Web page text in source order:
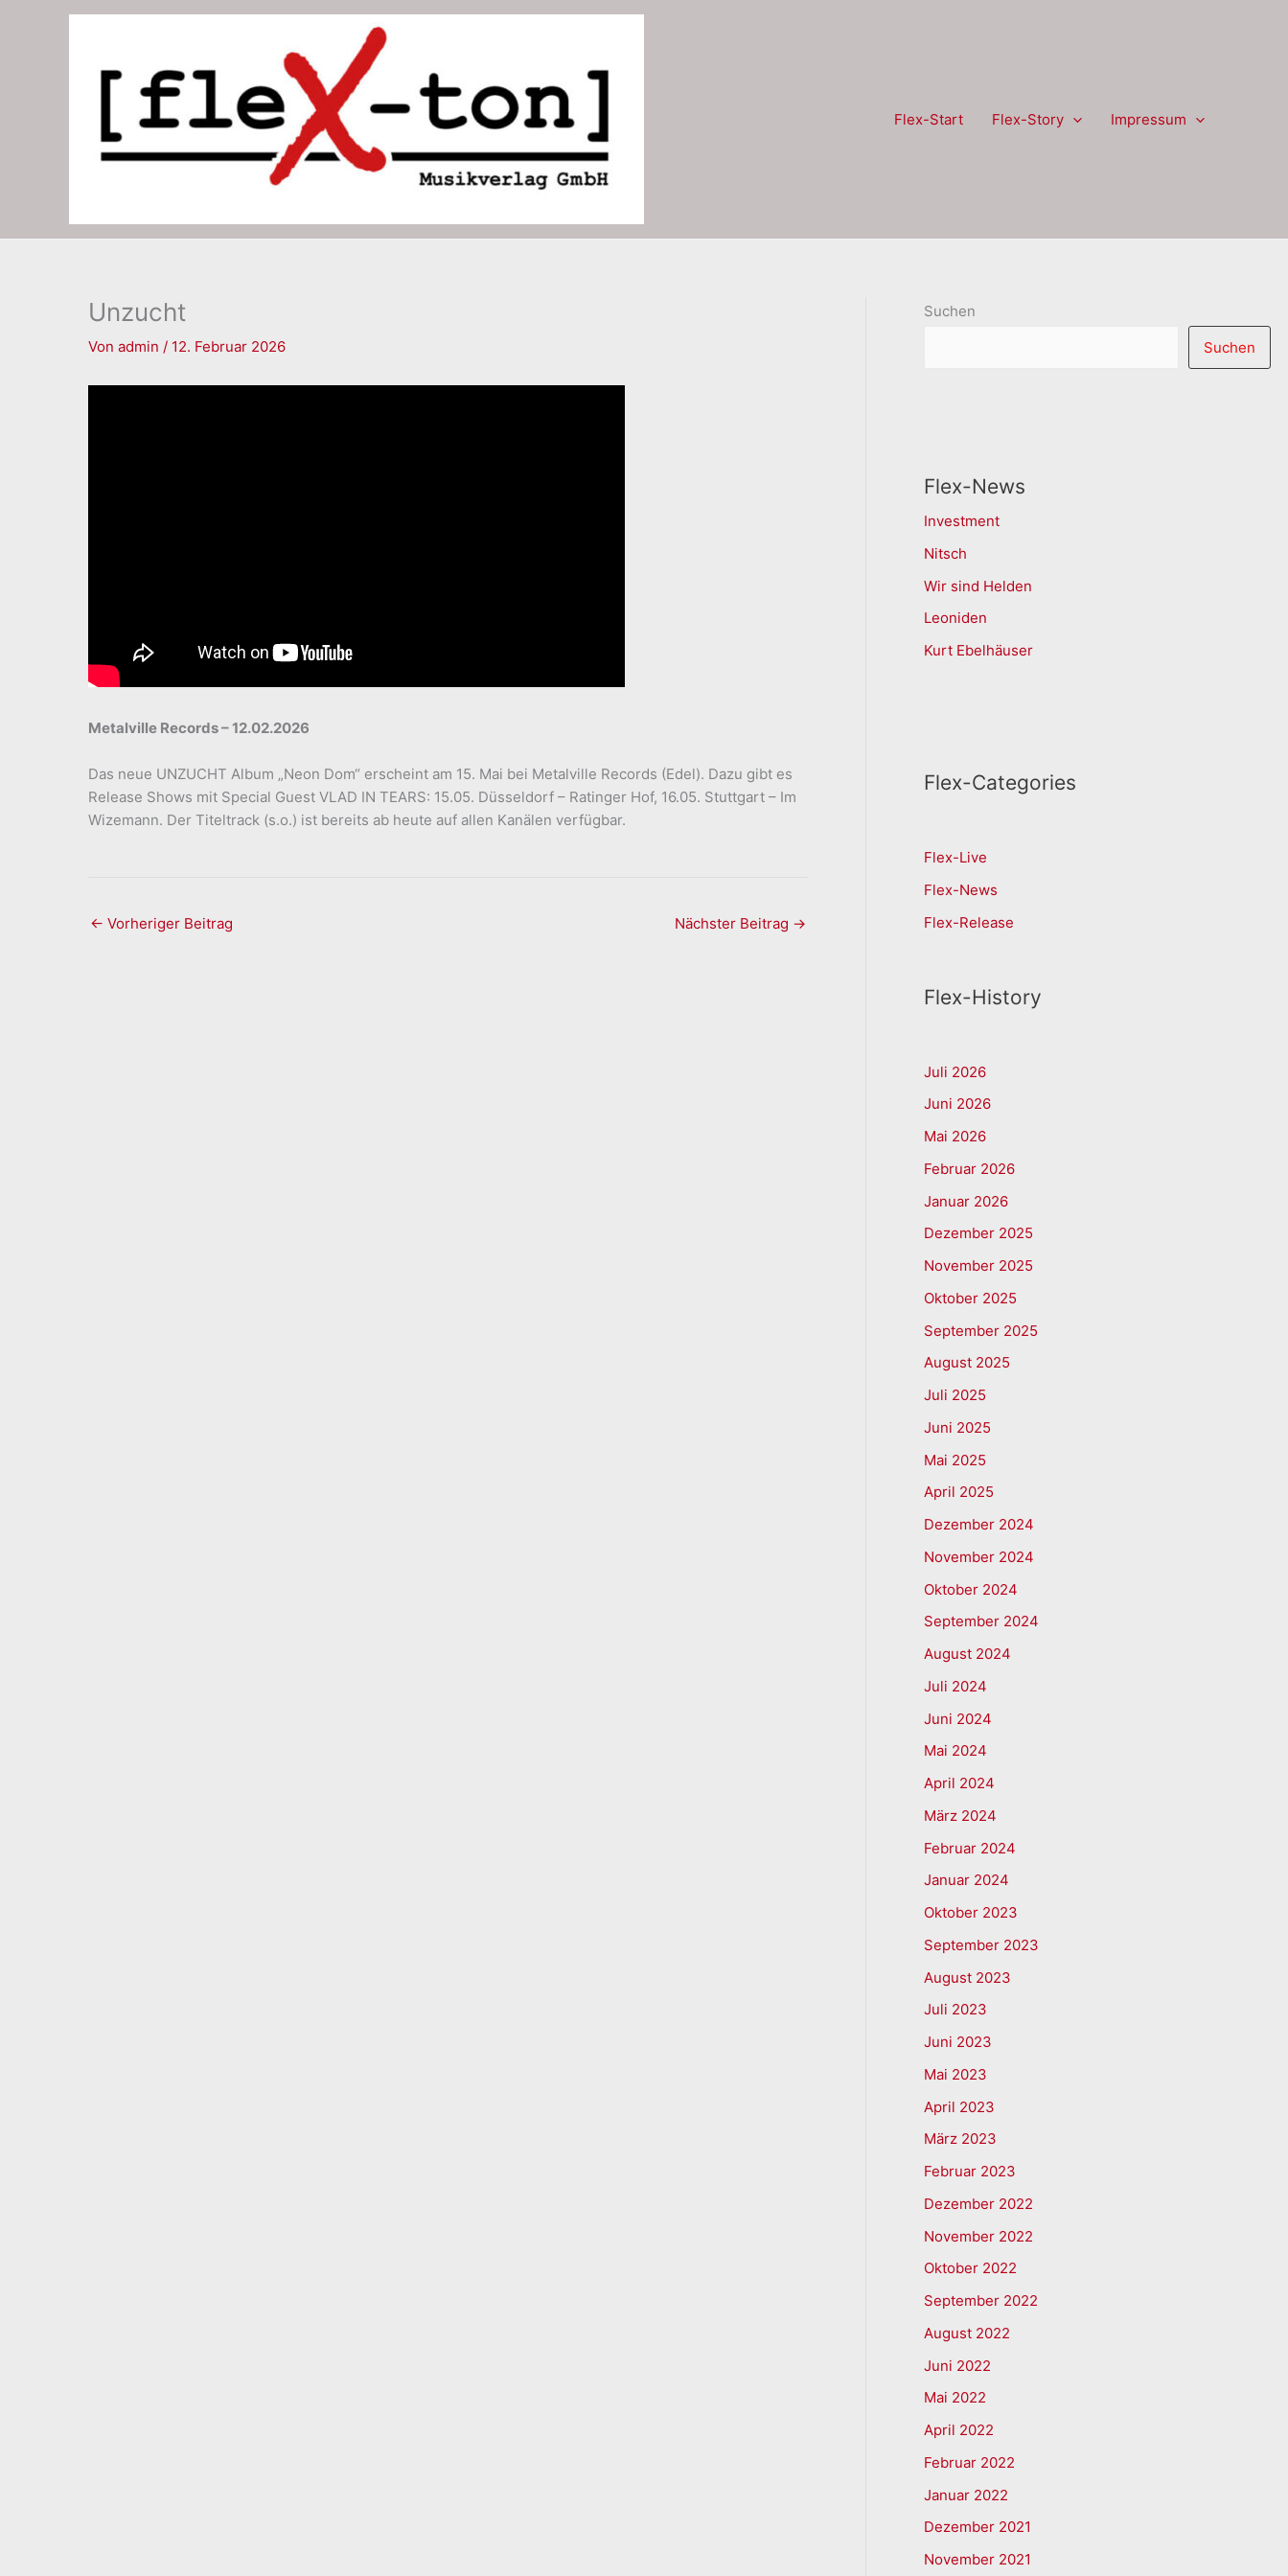
Flex-Start Flex-Story Impressum
Unzucht
Von admin / 12. Februar 2026
Metalville Records – 12.02.2026
Das neue UNZUCHT Album „Neon Dom“ erscheint am 15. Mai bei Metalville Records (Edel). Dazu gibt es
Release Shows mit Special Guest VLAD IN TEARS: 15.05. Düsseldorf – Ratinger Hof, 16.05. Stuttgart – Im
Wizemann. Der Titeltrack (s.o.) ist bereits ab heute auf allen Kanälen verfügbar.
← Vorheriger Beitrag Nächster Beitrag →
Suchen
Suchen
Flex-News
Investment
Nitsch
Wir sind Helden
Leoniden
Kurt Ebelhäuser
Flex-Categories
Flex-Live
Flex-News
Flex-Release
Flex-History
Juli 2026
Juni 2026
Mai 2026
Februar 2026
Januar 2026
Dezember 2025
November 2025
Oktober 2025
September 2025
August 2025
Juli 2025
Juni 2025
Mai 2025
April 2025
Dezember 2024
November 2024
Oktober 2024
September 2024
August 2024
Juli 2024
Juni 2024
Mai 2024
April 2024
März 2024
Februar 2024
Januar 2024
Oktober 2023
September 2023
August 2023
Juli 2023
Juni 2023
Mai 2023
April 2023
März 2023
Februar 2023
Dezember 2022
November 2022
Oktober 2022
September 2022
August 2022
Juni 2022
Mai 2022
April 2022
Februar 2022
Januar 2022
Dezember 2021
November 2021